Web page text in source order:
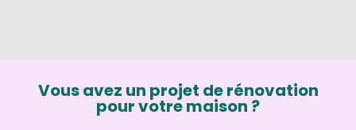
Vous avez un projet de rénovation
pour votre maison ?